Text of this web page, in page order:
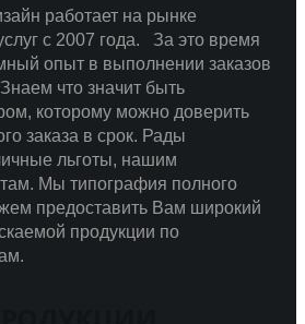
работает на рынке
с 2007 года. За это время
опыт в выполнении заказов
Знаем что значит быть
которому можно доверить
заказа в срок. Рады
льготы, нашим
Мы типография полного
предоставить Вам широкий
продукции по